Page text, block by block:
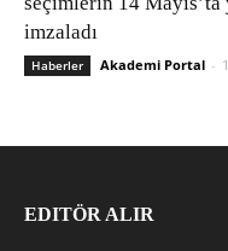
imzaladı
Haberler Akademi Portal -
EDITÖR ALIR